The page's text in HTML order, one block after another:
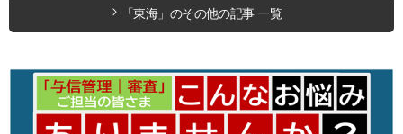
「東海」のその他の記事 一覧